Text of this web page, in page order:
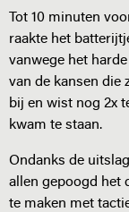
Tot 10 minuten
raakte het
vanwege het
van de kansen die
bij en wist nog 2x
kwam te staan.
Ondanks de
allen gepoogd het
te maken met